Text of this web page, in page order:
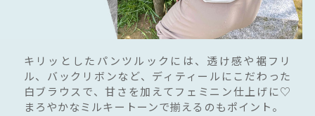
キリッとしたパンツルックには、透け感や裾フリ
ル、バックリボンなど、ディティールにこだわった
白ブラウスで、甘さを加えてフェミニン仕上げに♡
まろやかなミルキートーンで揃えるのもポイント。